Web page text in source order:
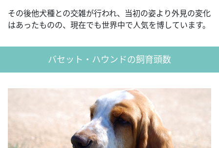
その後他犬種との交雑が行われ、当初の姿より外見の変化
はあったものの、現在でも世界中で人気を博しています。
バセット・ハウンドの飼育頭数